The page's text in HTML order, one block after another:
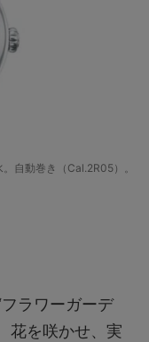
自動巻き（Cal.2R05）。
ラワーガーデ
花を咲かせ、実